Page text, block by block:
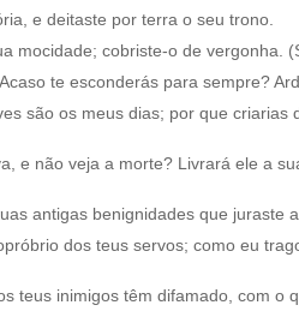
e deitaste por terra o seu trono.
mocidade; cobriste-o de vergonha.
te esconderás para sempre?
são os meus dias; por que criarias
e não veja a morte? Livrará ele a
antigas benignidades que juraste
dos teus servos; como eu
teus inimigos têm difamado, com o